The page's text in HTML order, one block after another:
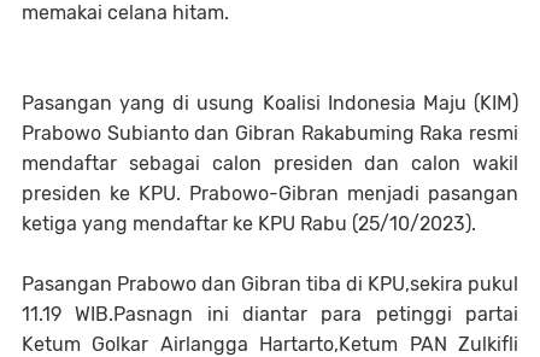
memakai celana hitam.
Pasangan yang di usung Koalisi Indonesia Maju (KIM)
Prabowo Subianto dan Gibran Rakabuming Raka resmi
mendaftar sebagai calon presiden dan calon wakil
presiden ke KPU. Prabowo-Gibran menjadi pasangan
ketiga yang mendaftar ke KPU Rabu (25/10/2023).
Pasangan Prabowo dan Gibran tiba di KPU,sekira pukul
11.19 WIB.Pasnagn ini diantar para petinggi partai
Ketum Golkar Airlangga Hartarto,Ketum PAN Zulkifli